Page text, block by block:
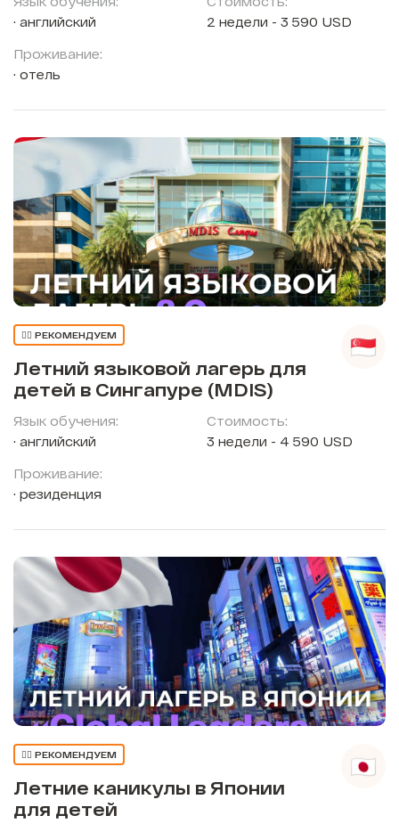
английский
Проживание:
отель
2 недели - 3 590 USD
👍🏼 РЕКОМЕНДУЕМ
Летний языковой лагерь для
детей в Сингапуре (MDIS)
Язык обучения:
английский
Проживание:
резиденция
Стоимость:
3 недели - 4 590 USD
👍🏼 РЕКОМЕНДУЕМ
Летние каникулы в Японии
для детей